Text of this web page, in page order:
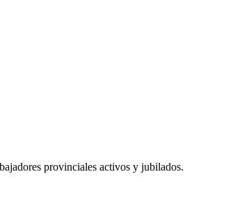
provinciales activos y jubilados.